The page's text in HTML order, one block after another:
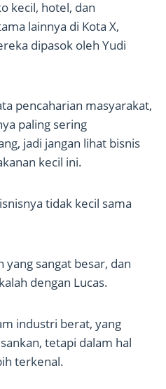
kecil, hotel, dan
lainnya di Kota X,
dipasok oleh Yudi
pencaharian masyarakat,
paling sering
jadi jangan lihat bisnis
kecil ini.
tidak kecil sama
sangat besar, dan
dengan Lucas.
industri berat, yang
tetapi dalam hal
terkenal.